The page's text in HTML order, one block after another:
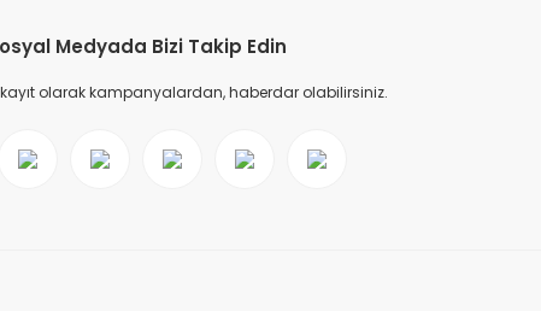
Medyada Bizi Takip Edin
olarak kampanyalardan, haberdar olabilirsiniz.